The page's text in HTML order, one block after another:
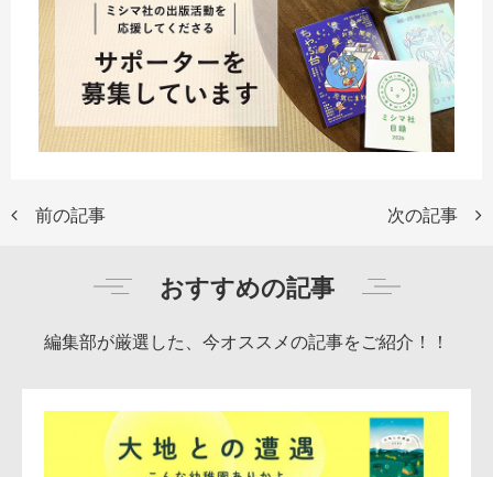
前の記事 次の記事
おすすめの記事
編集部が厳選した、今オススメの記事をご紹介！！